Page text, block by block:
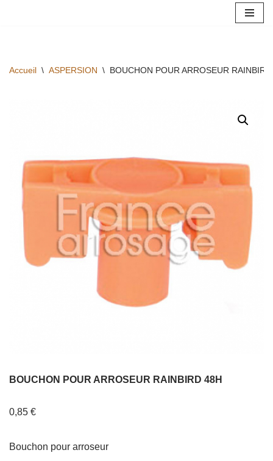
contenu
Accueil \ ASPERSION \ BOUCHON POUR ARROSEUR
BOUCHON POUR ARROSEUR RAINBIRD 48H
0,85 €
Bouchon pour arroseur